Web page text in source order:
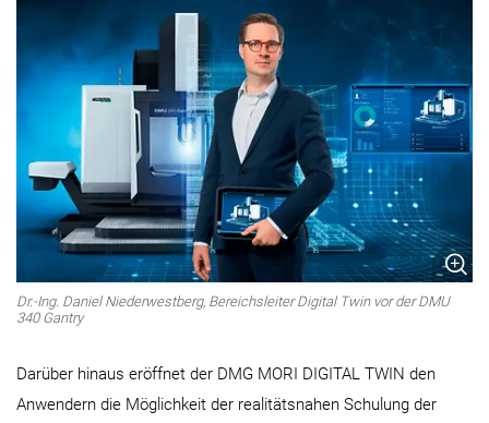
Dr.-Ing. Daniel Niederwestberg, Bereichsleiter Digital Twin vor der DMU
340 Gantry
Darüber hinaus eröffnet der DMG MORI DIGITAL TWIN den
Anwendern die Möglichkeit der realitätsnahen Schulung der